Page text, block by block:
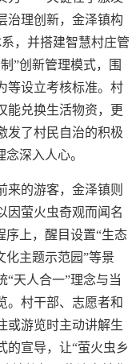
治理创新，金泽镇构
，并搭建智慧村庄管
”创新管理模式，围
等设立考核标准。村
能兑换生活物资，更
发了村民自治的积极
深入人心。
来的游客，金泽镇则
因萤火虫奇观而闻名
序上，醒目设置“生态
化主题示范园”等景
“天人合一”理念与当
。村干部、志愿者和
或游览时主动讲解生
的宣导，让“萤火虫乡